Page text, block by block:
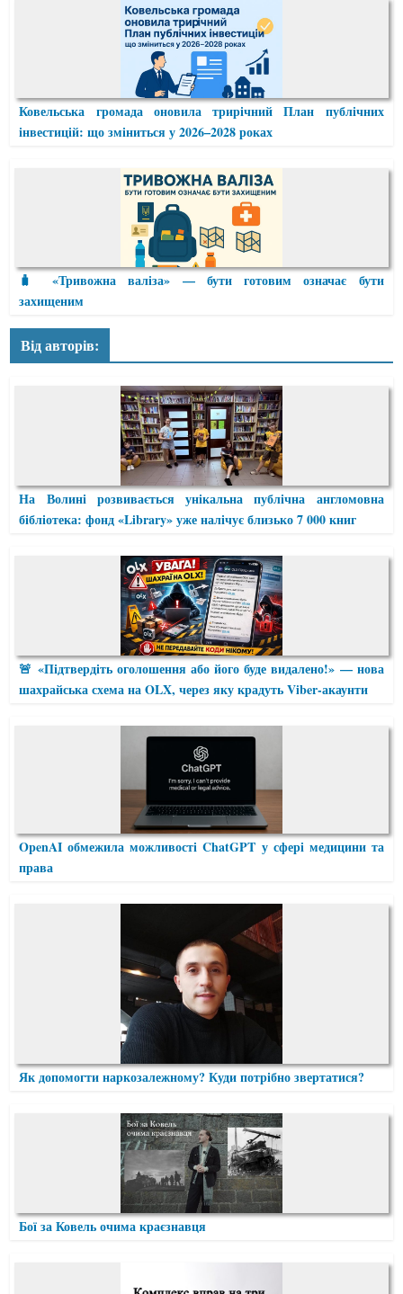
Ковельська громада оновила трирічний План публічних
інвестицій: що зміниться у 2026–2028 роках
🧳 «Тривожна валіза» — бути готовим означає бути
захищеним
Від авторів:
На Волині розвивається унікальна публічна англомовна
бібліотека: фонд «Library» уже налічує близько 7 000 книг
🚨 «Підтвердіть оголошення або його буде видалено!» — нова
шахрайська схема на OLX, через яку крадуть Viber-акаунти
OpenAI обмежила можливості ChatGPT у сфері медицини та
права
Як допомогти наркозалежному? Куди потрібно звертатися?
Бої за Ковель очима краєзнавця